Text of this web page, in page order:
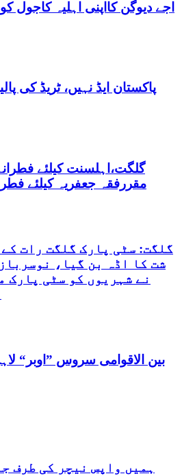
اجے دیوگن کااپنی اہلیہ کاجول
پاکستان ایڈ نہیں، ٹریڈ کی
مقررفقہ جعفریہ کیلئے فطرانہ 100روپے
گلگت: سٹی پارک گلگت رات
شت کا اڈہ بن گیا،
نے شہریوں کو سٹی پارک
بین الاقوامی سروس ”اوبر“
ہمیں واپس نیچر کی طرف